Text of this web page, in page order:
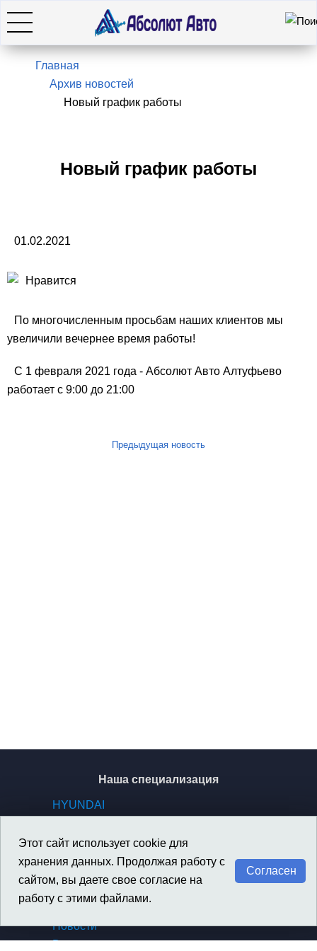
7(495)966-28-26
Genesis
Оставить заявку
Искать
Главная
Архив новостей
Новый график работы
Новый график работы
01.02.2021
По многочисленным просьбам наших клиентов мы
увеличили вечернее время работы!
С 1 февраля 2021 года - Абсолют Авто Алтуфьево
работает с 9:00 до 21:00
Предыдущая новость
Наша специализация
HYUNDAI
GENESIS
SSANGYONG / KGM
Материалы
Новости
Вакансии
Этот сайт использует cookie для
хранения данных. Продолжая работу с
сайтом, вы даете свое согласие на
работу с этими файлами.
Согласен